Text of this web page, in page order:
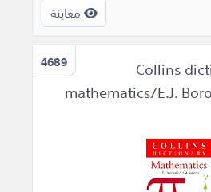
معاينة
4689
Collins
mathematics/E.J.